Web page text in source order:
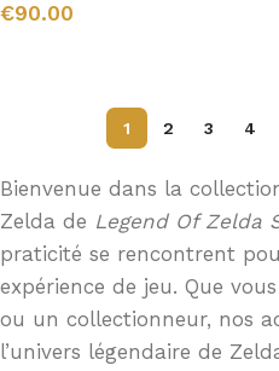
€90.00
1 2 3 4
Bienvenue dans la
Zelda de Legend Of Zelda
praticité se rencontrent
expérience de jeu. Que
ou un collectionneur, nos
l’univers légendaire de